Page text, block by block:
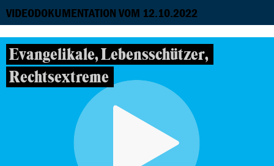
VIDEODOKUMENTATION VOM 12.10.2022
Evangelikale, Lebensschützer,
Rechtsextreme